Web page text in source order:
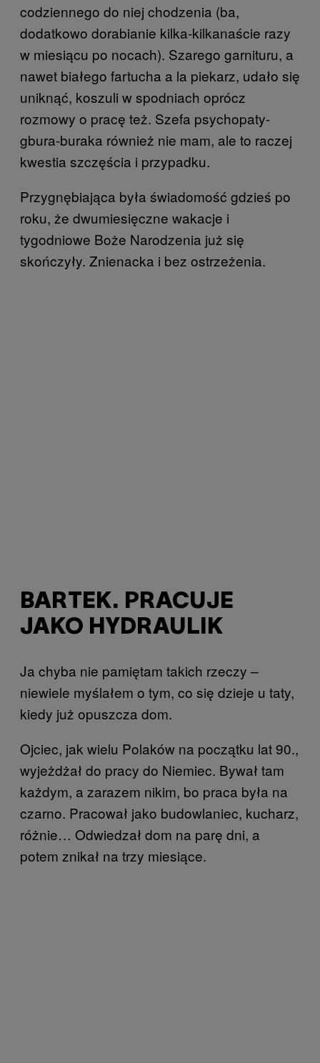
codziennego do niej chodzenia (ba,
dodatkowo dorabianie kilka-kilkanaście razy
w miesiącu po nocach). Szarego garnituru, a
nawet białego fartucha a la piekarz, udało się
uniknąć, koszuli w spodniach oprócz
rozmowy o pracę też. Szefa psychopaty-
gbura-buraka również nie mam, ale to raczej
kwestia szczęścia i przypadku.
Przygnębiająca była świadomość gdzieś po
roku, że dwumiesięczne wakacje i
tygodniowe Boże Narodzenia już się
skończyły. Znienacka i bez ostrzeżenia.
BARTEK. PRACUJE
JAKO HYDRAULIK
Ja chyba nie pamiętam takich rzeczy –
niewiele myślałem o tym, co się dzieje u taty,
kiedy już opuszcza dom.
Ojciec, jak wielu Polaków na początku lat 90.,
wyjeżdżał do pracy do Niemiec. Bywał tam
każdym, a zarazem nikim, bo praca była na
czarno. Pracował jako budowlaniec, kucharz,
różnie… Odwiedzał dom na parę dni, a
potem znikał na trzy miesiące.